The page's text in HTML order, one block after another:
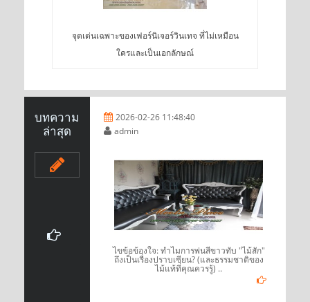
จุดเด่นเฉพาะของเฟอร์นิเจอร์วินเทจ ที่ไม่เหมือน
ใครและเป็นเอกลักษณ์
บทความ
ล่าสุด
2026-02-26 11:48:40
admin
ไขข้อข้องใจ: ทำไมการพ่นสีขาวทับ "ไม้สัก"
ถึงเป็นเรื่องปราบเซียน? (และธรรมชาติของ
ไม้แท้ที่คุณควรรู้) ..